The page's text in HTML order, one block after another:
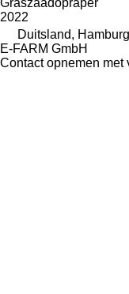
Graszaadopraper
2022
Duitsland, Hamburg
E-FARM GmbH
Contact opnemen met